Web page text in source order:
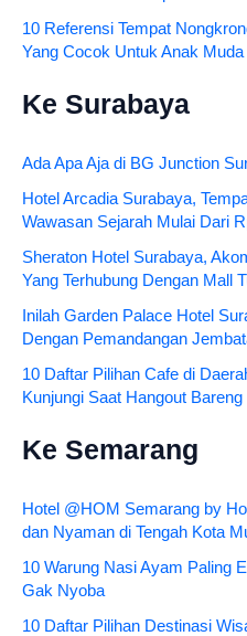
10 Referensi Tempat
Yang Cocok Untuk Anak Muda
Ke Surabaya
Ada Apa Aja di BG Junction
Hotel Arcadia Surabaya,
Wawasan Sejarah Mulai Dari
Sheraton Hotel Surabaya,
Yang Terhubung Dengan Mall
Inilah Garden Palace Hotel
Dengan Pemandangan
10 Daftar Pilihan Cafe di
Kunjungi Saat Hangout
Ke Semarang
Hotel @HOM Semarang by
dan Nyaman di Tengah Kota
10 Warung Nasi Ayam Paling
Gak Nyoba
10 Daftar Pilihan Destinasi